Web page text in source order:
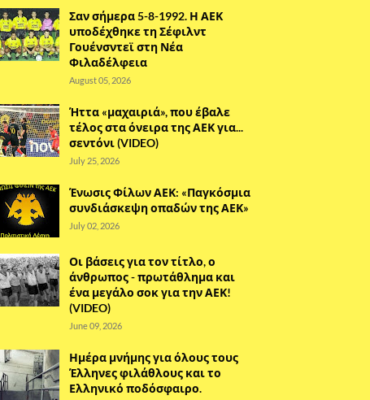
Σαν σήμερα 5-8-1992. Η ΑΕΚ
υποδέχθηκε τη Σέφιλντ
Γουένσντεϊ στη Νέα
Φιλαδέλφεια
August 05, 2026
Ήττα «μαχαιριά», που έβαλε
τέλος στα όνειρα της ΑΕΚ για...
σεντόνι (VIDEO)
July 25, 2026
Ένωσις Φίλων ΑΕΚ: «Παγκόσμια
συνδιάσκεψη οπαδών της ΑΕΚ»
July 02, 2026
Οι βάσεις για τον τίτλο, ο
άνθρωπος - πρωτάθλημα και
ένα μεγάλο σοκ για την ΑΕΚ!
(VIDEO)
June 09, 2026
Ημέρα μνήμης για όλους τους
Έλληνες φιλάθλους και το
Ελληνικό ποδόσφαιρο.